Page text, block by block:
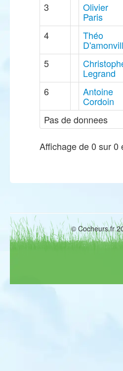
3 Olivier
Paris
4 Théo
5
Legrand
6 Antoine
Cordoin
Pas de donnees
Affichage de 0 sur 0
© Cocheurs.fr